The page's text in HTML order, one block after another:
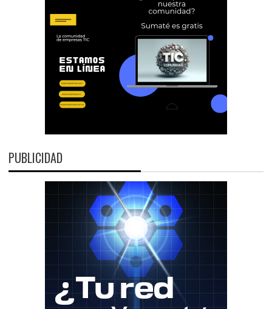
PUBLICIDAD